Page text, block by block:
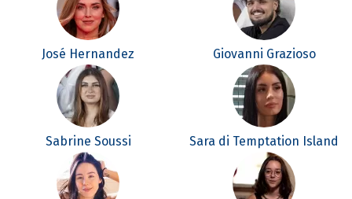
José Hernandez Giovanni Grazioso
Sabrine Soussi Sara di Temptation Island